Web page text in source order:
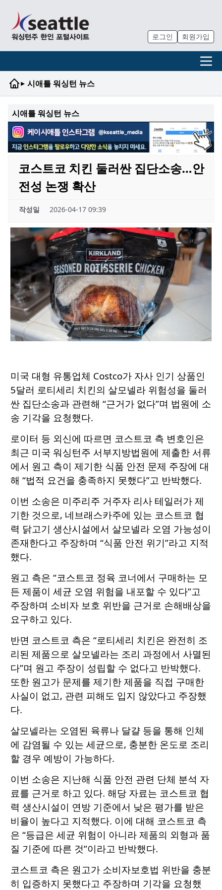
로그인 회원가입
▸ 시애틀 워싱턴 뉴스
시애틀 워싱턴 뉴스
코스트코 치킨 둘러싼 집단소송…안
전성 논쟁 확산
작성일 2026-04-17 09:39
미국 대형 유통업체 Costco가 자사 인기 상품인
5달러 로티세리 치킨의 살모넬라 위험성을 둘러
싼 집단소송과 관련해 “근거가 없다”며 법원에 소
송 기각을 요청했다.
로이터 등 외신에 따르면 코스트코 측 변호인은
최근 미국 워싱턴주 서부지방법원에 제출한 서류
에서 원고 측이 제기한 식품 안전 문제 주장에 대
해 “법적 요건을 충족하지 못했다”고 반박했다.
이번 소송은 미주리주 거주자 리사 테일러가 제
기한 것으로, 네브래스카주에 있는 코스트코 협
력 닭고기 생산시설에서 살모넬라 오염 가능성이
존재한다고 주장하며 “식품 안전 위기”라고 지적
했다.
원고 측은 “코스트코 정육 코너에서 구매하는 모
든 제품이 세균 오염 위험을 내포할 수 있다”고
주장하며 소비자 보호 위반을 근거로 손해배상을
요구하고 있다.
반면 코스트코 측은 “로티세리 치킨은 완전히 조
리된 제품으로 살모넬라는 조리 과정에서 사멸된
다”며 원고 주장이 성립할 수 없다고 반박했다.
또한 원고가 문제를 제기한 제품을 직접 구매한
사실이 없고, 관련 피해도 입지 않았다고 주장했
다.
살모넬라는 오염된 육류나 달걀 등을 통해 인체
에 감염될 수 있는 세균으로, 충분한 온도로 조리
할 경우 예방이 가능하다.
이번 소송은 지난해 식품 안전 관련 단체 분석 자
료를 근거로 하고 있다. 해당 자료는 코스트코 협
력 생산시설이 연방 기준에서 낮은 평가를 받은
비율이 높다고 지적했다. 이에 대해 코스트코 측
은 “등급은 세균 위험이 아니라 제품의 외형과 품
질 기준에 따른 것”이라고 반박했다.
코스트코 측은 원고가 소비자보호법 위반을 충분
히 입증하지 못했다고 주장하며 기각을 요청했